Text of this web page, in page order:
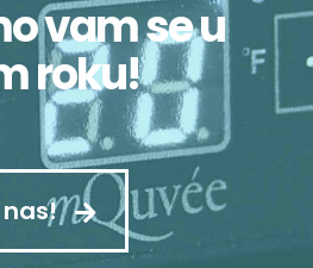
vam se u
roku!
nas!